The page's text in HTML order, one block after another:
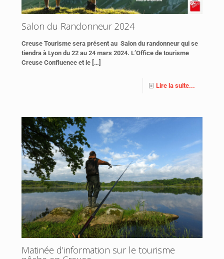
Salon du Randonneur 2024
Creuse Tourisme sera présent au Salon du randonneur qui se
tiendra à Lyon du 22 au 24 mars 2024. L’Office de tourisme
Creuse Confluence et le […]
Lire la suite...
Matinée d’information sur le tourisme